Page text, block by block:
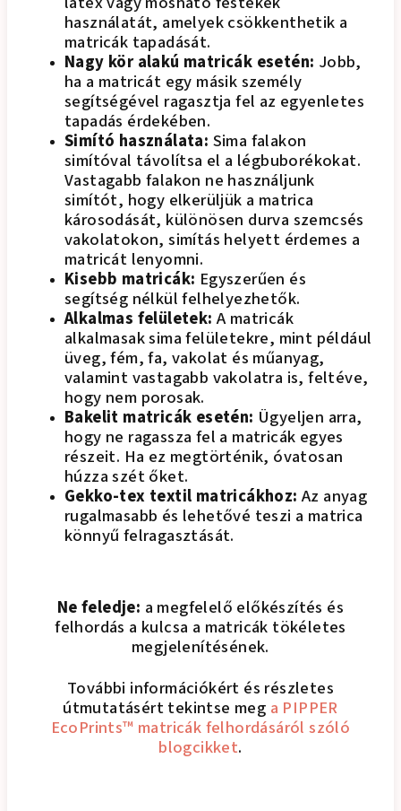
használatát, amelyek csökkenthetik a
matricák tapadását.
Nagy kör alakú matricák esetén: Jobb,
ha a matricát egy másik személy
segítségével ragasztja fel az egyenletes
tapadás érdekében.
Simító használata: Sima falakon
simítóval távolítsa el a légbuborékokat.
Vastagabb falakon ne használjunk
simítót, hogy elkerüljük a matrica
károsodását, különösen durva szemcsés
vakolatokon, simítás helyett érdemes a
matricát lenyomni.
Kisebb matricák: Egyszerűen és
segítség nélkül felhelyezhetők.
Alkalmas felületek:A matricák
alkalmasak sima felületekre, mint például
üveg, fém, fa, vakolat és műanyag,
valamint vastagabb vakolatra is, feltéve,
hogy nem porosak.
Bakelit matricák esetén: Ügyeljen arra,
hogy ne ragassza fel a matricák egyes
részeit. Ha ez megtörténik, óvatosan
húzza szét őket.
Gekko-tex textil matricákhoz:Az anyag
rugalmasabb és lehetővé teszi a matrica
könnyű felragasztását.
Ne feledje: a megfelelő előkészítés és
felhordás a kulcsa a matricák tökéletes
megjelenítésének.
További információkért és részletes
útmutatásért tekintse meg a PIPPER
EcoPrints™ matricák felhordásáról szóló
blogcikket.